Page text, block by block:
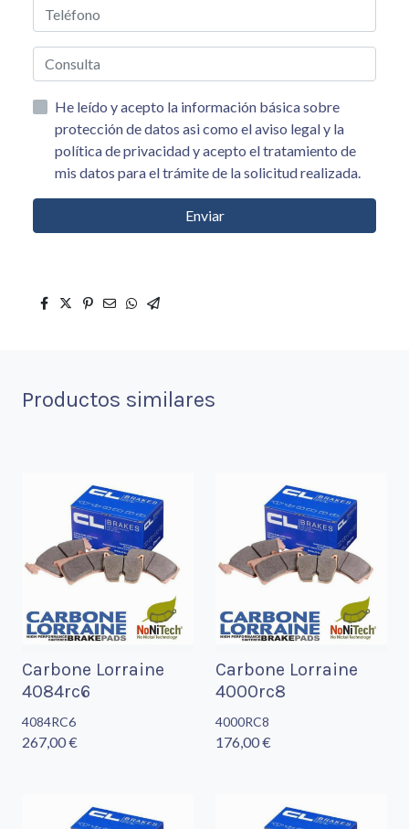
He leído y acepto la información básica sobre
protección de datos asi como el aviso legal y la
política de privacidad y acepto el tratamiento de
mis datos para el trámite de la solicitud realizada.
Enviar
Productos similares
Carbone Lorraine
4084rc6
4084RC6
267,00 €
Carbone Lorraine
4000rc8
4000RC8
176,00 €